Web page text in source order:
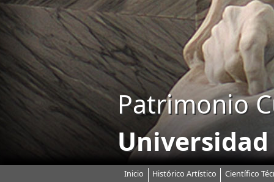
Patrimonio
Inicio Histórico Artístico Científico